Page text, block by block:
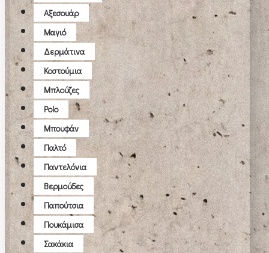
Αξεσουάρ
Μαγιό
Δερμάτινα
Κοστούμια
Μπλούζες
Polo
Μπουφάν
Παλτό
Παντελόνια
Βερμούδες
Παπούτσια
Πουκάμισα
Σακάκια